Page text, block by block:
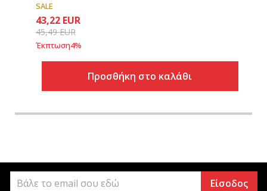
SALE
43,22 EUR
45,49EUR
Έκπτωση4%
Προσθήκη στο καλάθι
Είσοδος